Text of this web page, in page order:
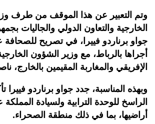
وتم التعبير عن هذا الموقف من طرف
الخارجية والتعاون الدولي والجاليات
جواو برناردو فييرا، في تصريح
أجراها بالرباط، مع وزير الشؤون
الإفريقي والمغاربة المقيمين بالخارج،
وبهذه المناسبة، جدد جواو برناردو فييرا
الراسخ للوحدة الترابية ولسيادة
أراضيها، بما في ذلك منطقة الصحراء.